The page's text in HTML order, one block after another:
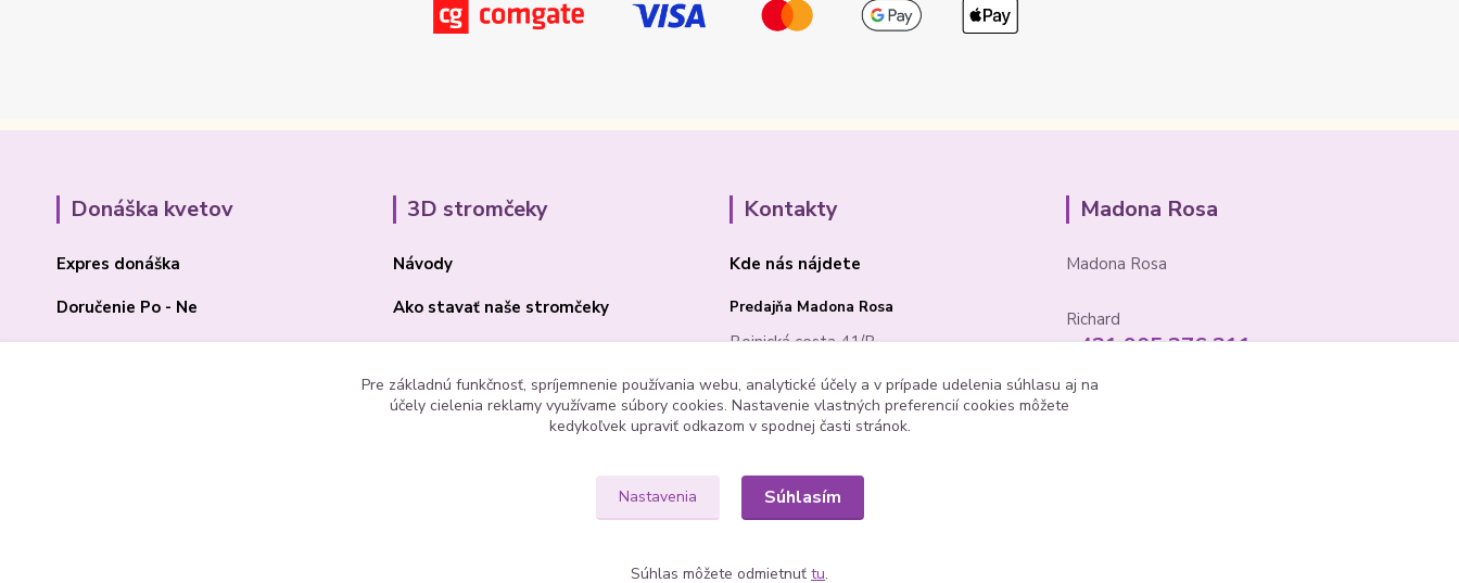
Donáška kvetov
Expres donáška
Doručenie Po - Ne
3D stromčeky
Návody
Ako stavať naše stromčeky
Akcia 2025
Kontakty
Kde nás nájdete
Predajňa Madona Rosa
Bojnická cesta 41/B
PRIEVIDZA 97101
Madona Rosa
Madona Rosa
Richard
+421 905 276 211
Pre základnú funkčnosť, spríjemnenie používania webu, analytické účely a v prípade udelenia súhlasu aj na
účely cielenia reklamy využívame súbory cookies. Nastavenie vlastných preferencií cookies môžete
kedykoľvek upraviť odkazom v spodnej časti stránok.
Nastavenia Súhlasím
Súhlas môžete odmietnuť tu.